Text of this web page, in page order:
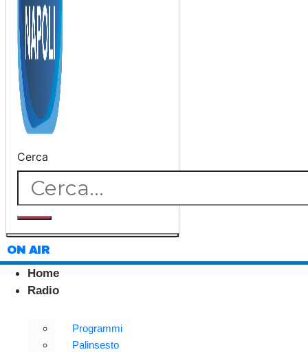
Cerca
ON AIR
Home
Radio
Programmi
Palinsesto